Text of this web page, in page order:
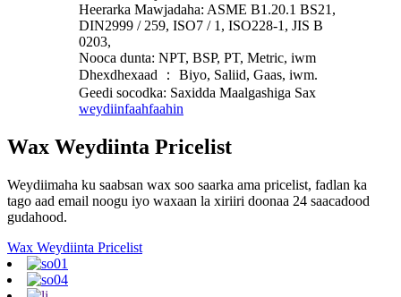
Heerarka Mawjadaha: ASME B1.20.1 BS21,
DIN2999 / 259, ISO7 / 1, ISO228-1, JIS B
0203,
Nooca dunta: NPT, BSP, PT, Metric, iwm
Dhexdhexaad ： Biyo, Saliid, Gaas, iwm.
Geedi socodka: Saxidda Maalgashiga Sax
weydiinfaahfaahin
Wax Weydiinta Pricelist
Weydiimaha ku saabsan wax soo saarka ama pricelist, fadlan ka
tago aad email noogu iyo waxaan la xiriiri doonaa 24 saacadood
gudahood.
Wax Weydiinta Pricelist